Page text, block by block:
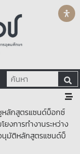
หลักสูตรแซนด์บ็อกซ์
งการทำงานระหว่าง
นุมัติหลักสูตรแซนด์บ็